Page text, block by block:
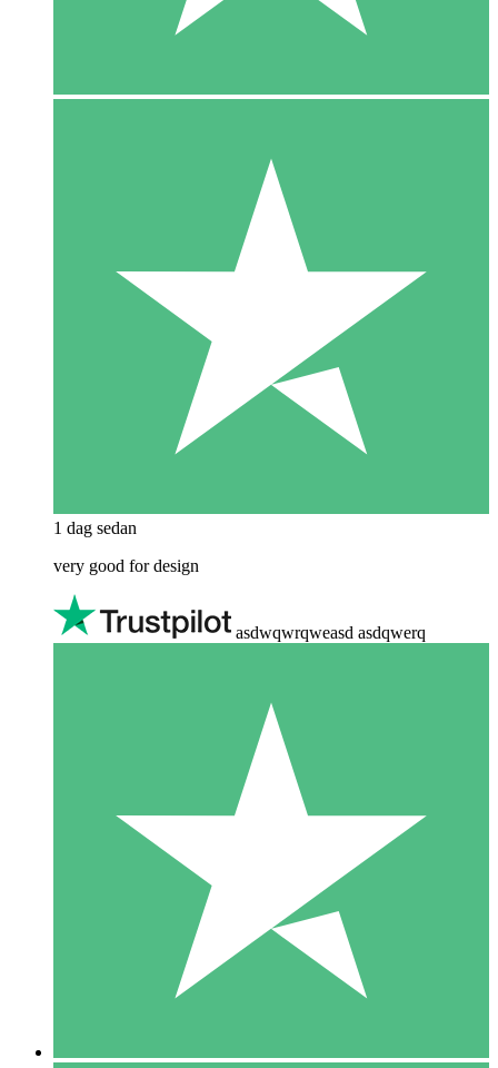
1 dag sedan
very good for design
asdwqwrqweasd asdqwerq